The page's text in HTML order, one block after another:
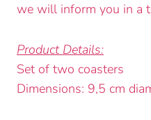
we will inform you in a
Product Details:
Set of two coasters
Dimensions: 9,5 cm